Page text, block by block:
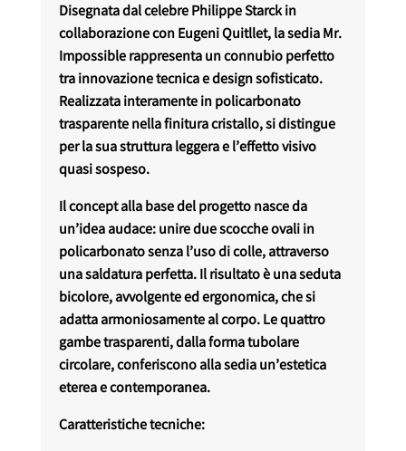
Disegnata dal celebre Philippe Starck in
collaborazione con Eugeni Quitllet, la sedia Mr.
Impossible rappresenta un connubio perfetto
tra innovazione tecnica e design sofisticato.
Realizzata interamente in policarbonato
trasparente nella finitura cristallo, si distingue
per la sua struttura leggera e l’effetto visivo
quasi sospeso.
Il concept alla base del progetto nasce da
un’idea audace: unire due scocche ovali in
policarbonato senza l’uso di colle, attraverso
una saldatura perfetta. Il risultato è una seduta
bicolore, avvolgente ed ergonomica, che si
adatta armoniosamente al corpo. Le quattro
gambe trasparenti, dalla forma tubolare
circolare, conferiscono alla sedia un’estetica
eterea e contemporanea.
Caratteristiche tecniche: